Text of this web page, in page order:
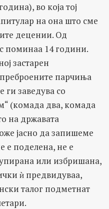
во која тој
на она што сме
децении. Од
поминаа 14 години.
застарен
парчиња
ги заведува со
(комада два, комада
на државата
јасно да запишеме
е поделена, не е
или избришана,
ѝ предвидуваа,
талог подметнат